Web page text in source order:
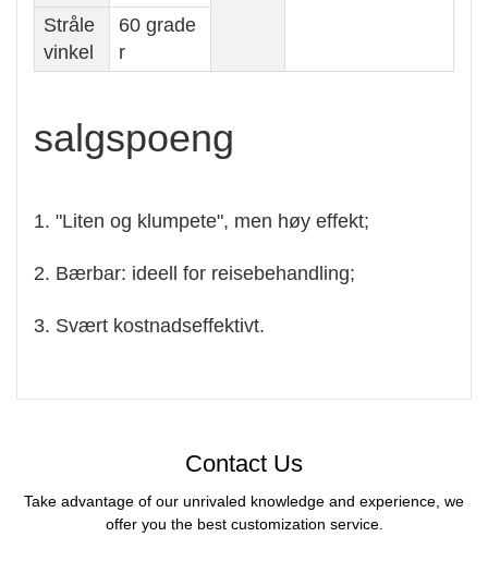
Stråle
vinkel
60 grade
r
salgspoeng
1. "Liten og klumpete", men høy effekt;
2. Bærbar: ideell for reisebehandling;
3. Svært kostnadseffektivt.
Contact Us
Take advantage of our unrivaled knowledge and experience, we
offer you the best customization service.